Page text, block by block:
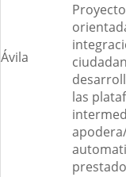
Ávila
las